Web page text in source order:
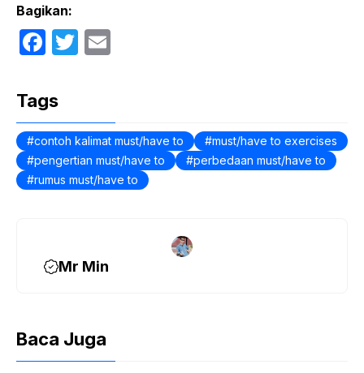
Bagikan:
F
c
e
b
o
o
T
er
Tags
contoh kalimat must/have to
must/have to exercises
pengertian must/have to
perbedaan must/have to
rumus must/have to
Mr Min
Baca Juga